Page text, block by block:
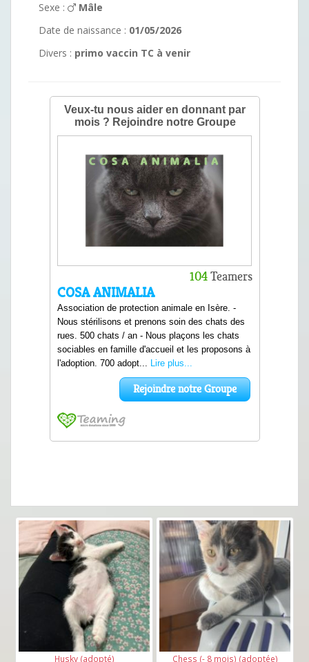
Sexe :
Mâle
Date de naissance : 01/05/2026
Divers : primo vaccin TC à venir
Husky (adopté) Chess (- 8 mois) (adoptée)